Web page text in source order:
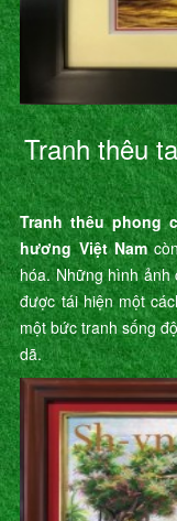
Tranh thêu
Tranh thêu phong
hương Việt Nam
hóa. Những hình ảnh
được tái hiện một
một bức tranh sống
dã.